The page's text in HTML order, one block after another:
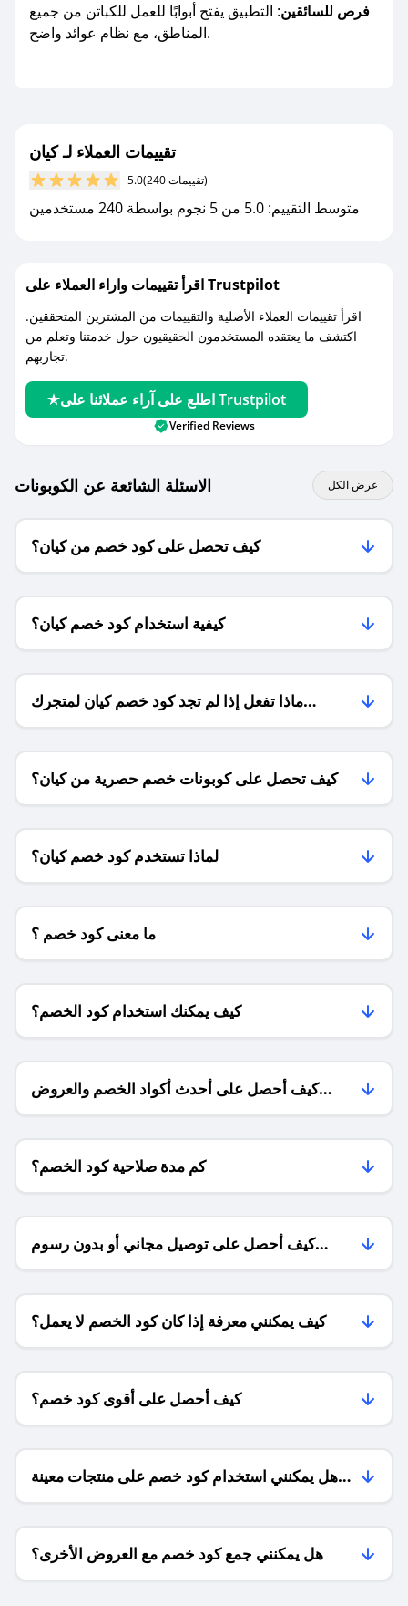
فرص للسائقين: التطبيق يفتح أبوابًا للعمل للكباتن من جميع
المناطق، مع نظام عوائد واضح.
تقييمات العملاء لـ كيان
5.0 (240 تقييمات)
متوسط التقييم: 5.0 من 5 نجوم بواسطة 240 مستخدمين
اقرأ تقييمات واراء العملاء على Trustpilot
اقرأ تقييمات العملاء الأصلية والتقييمات من المشترين المتحققين.
اكتشف ما يعتقده المستخدمون الحقيقيون حول خدمتنا وتعلم من
تجاربهم.
اطلع على آراء عملائنا على Trustpilot
Verified Reviews
الاسئلة الشائعة عن الكوبونات عرض الكل
كيف تحصل على كود خصم من كيان؟
كيفية استخدام كود خصم كيان؟
ماذا تفعل إذا لم تجد كود خصم كيان لمتجرك
المفضل؟
كيف تحصل على كوبونات خصم حصرية من كيان؟
لماذا تستخدم كود خصم كيان؟
ما معنى كود خصم ؟
كيف يمكنك استخدام كود الخصم؟
كيف أحصل على أحدث أكواد الخصم والعروض
للمتاجر؟
كم مدة صلاحية كود الخصم؟
كيف أحصل على توصيل مجاني أو بدون رسوم
الشحن ؟
كيف يمكنني معرفة إذا كان كود الخصم لا يعمل؟
كيف أحصل على أقوى كود خصم؟
هل يمكنني استخدام كود خصم على منتجات معينة
فقط؟
هل يمكنني جمع كود خصم مع العروض الأخرى؟